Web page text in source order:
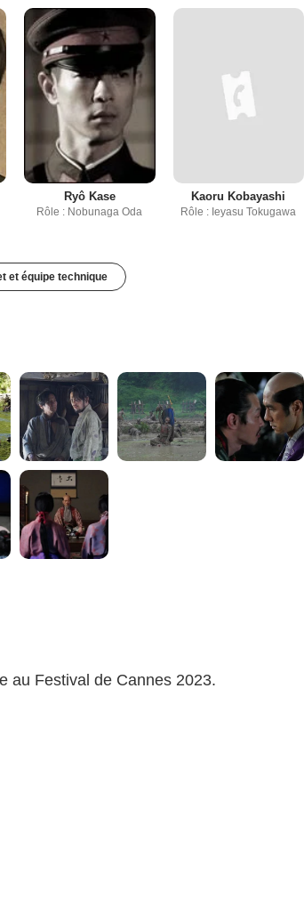
Ryô Kase
Rôle : Nobunaga Oda
Kaoru Kobayashi
Rôle : Ieyasu Tokugawa
et équipe technique
au Festival de Cannes 2023.